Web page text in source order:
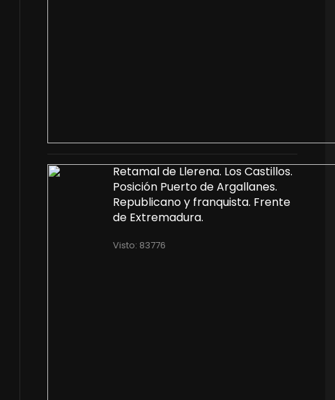
Retamal de Llerena. Los Castillos.
Posición Puerto de Argallanes.
Republicano y franquista. Frente
de Extremadura.
Visto: 83776